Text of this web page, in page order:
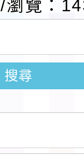
(星期六
系列
術巡演
學辦理
二階段
章
白海豚
育課程
/瀏覽：
搜尋